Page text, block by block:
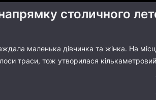
столичного
маленька дівчинка та жінка. На
траси, тож утворилася